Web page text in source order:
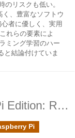
のリスクも低い。
、豊富なソフトウ
者に優しく、実用
れらの要素によ
ミング学習のハー
と結論付けていま
ChromebookでMinecraft: Pi Edition: Rebornを動かしてみた
Pi